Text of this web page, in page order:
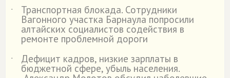
˙
Транспортная блокада. Сотрудники
Вагонного участка Барнаула попросили
алтайских социалистов содействия в
ремонте проблемной дороги
˙
Дефицит кадров, низкие зарплаты в
бюджетной сфере, убыль населения.